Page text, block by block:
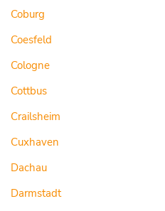
Coburg
Coesfeld
Cologne
Cottbus
Crailsheim
Cuxhaven
Dachau
Darmstadt